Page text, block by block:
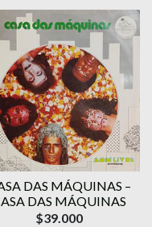
DAS MÁQUINAS –
DAS MÁQUINAS
$39.000